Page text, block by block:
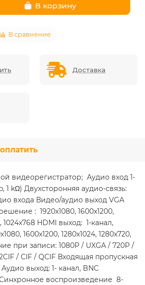
В корзину
В сравнение
Доставка
видеорегистратор; Аудио вход 1-
1 kΩ) Двухсторонняя аудио-связь:
входа Видео/аудио выход VGA
: 1920х1080, 1600х1200,
1024х768 HDMI выход: 1-канал,
1600х1200, 1280х1024, 1280х720,
при записи: 1080P / UXGA / 720P /
/ CIF / QCIF Входящая пропускная
выход: 1- канал, BNC
воспроизведение 8-